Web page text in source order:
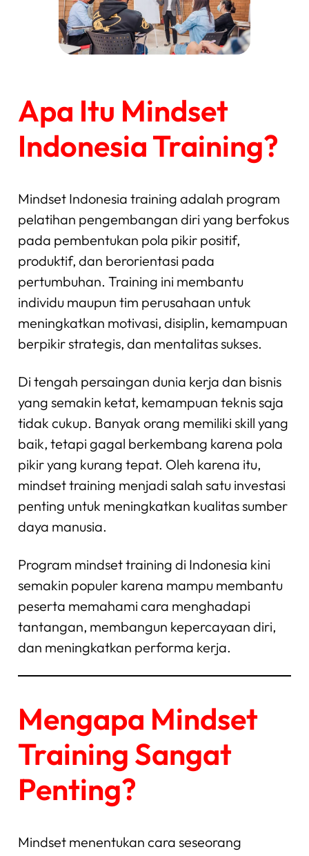
Apa Itu Mindset
Indonesia Training?
Mindset Indonesia training adalah program
pelatihan pengembangan diri yang berfokus
pada pembentukan pola pikir positif,
produktif, dan berorientasi pada
pertumbuhan. Training ini membantu
individu maupun tim perusahaan untuk
meningkatkan motivasi, disiplin, kemampuan
berpikir strategis, dan mentalitas sukses.
Di tengah persaingan dunia kerja dan bisnis
yang semakin ketat, kemampuan teknis saja
tidak cukup. Banyak orang memiliki skill yang
baik, tetapi gagal berkembang karena pola
pikir yang kurang tepat. Oleh karena itu,
mindset training menjadi salah satu investasi
penting untuk meningkatkan kualitas sumber
daya manusia.
Program mindset training di Indonesia kini
semakin populer karena mampu membantu
peserta memahami cara menghadapi
tantangan, membangun kepercayaan diri,
dan meningkatkan performa kerja.
Mengapa Mindset
Training Sangat
Penting?
Mindset menentukan cara seseorang